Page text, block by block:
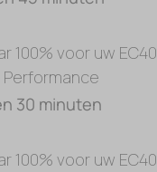
100% voor uw EC40
30 minuten
100% voor uw EC40